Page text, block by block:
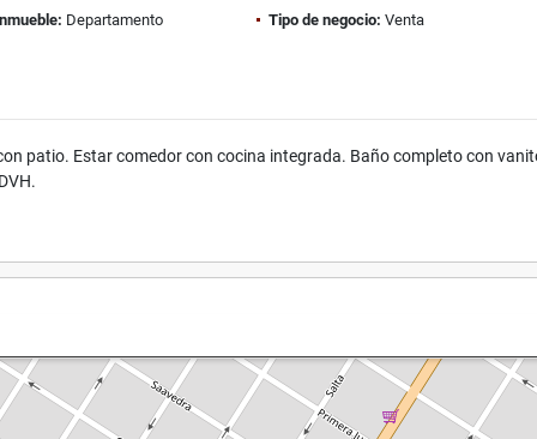
Departamento Tipo de negocio: Venta
patio. Estar comedor con cocina integrada. Baño completo con